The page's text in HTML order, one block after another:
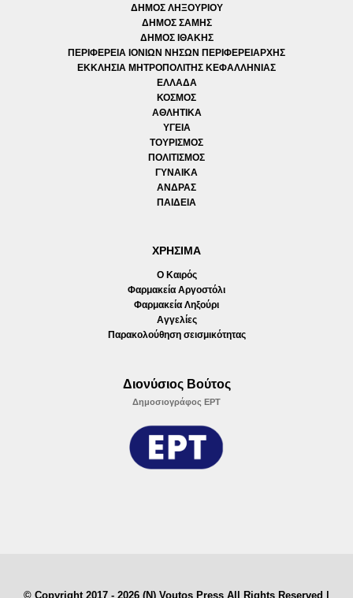
ΔΗΜΟΣ ΛΗΞΟΥΡΙΟΥ
ΔΗΜΟΣ ΣΑΜΗΣ
ΔΗΜΟΣ ΙΘΑΚΗΣ
ΠΕΡΙΦΕΡΕΙΑ ΙΟΝΙΩΝ ΝΗΣΩΝ ΠΕΡΙΦΕΡΕΙΑΡΧΗΣ
ΕΚΚΛΗΣΙΑ ΜΗΤΡΟΠΟΛΙΤΗΣ ΚΕΦΑΛΛΗΝΙΑΣ
ΕΛΛΑΔΑ
ΚΟΣΜΟΣ
ΑΘΛΗΤΙΚΑ
ΥΓΕΙΑ
ΤΟΥΡΙΣΜΟΣ
ΠΟΛΙΤΙΣΜΟΣ
ΓΥΝΑΙΚΑ
ΑΝΔΡΑΣ
ΠΑΙΔΕΙΑ
ΧΡΗΣΙΜΑ
Ο Καιρός
Φαρμακεία Αργοστόλι
Φαρμακεία Ληξούρι
Αγγελίες
Παρακολούθηση σεισμικότητας
Διονύσιος Βούτος
Δημοσιογράφος ΕΡΤ
© Copyright 2017 - 2026 (N) Voutos Press All Rights Reserved |